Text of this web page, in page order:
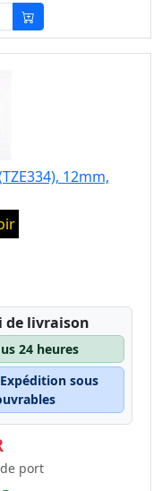
12mm,
de livraison
24 heures
sous
port